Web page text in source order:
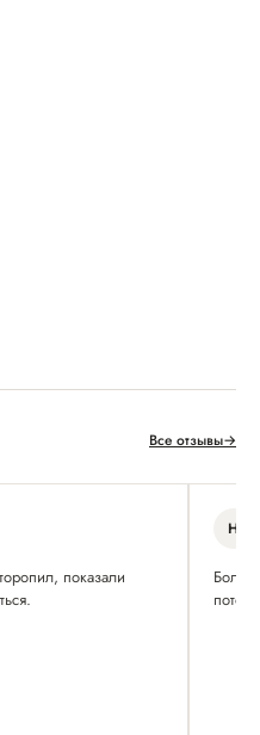
Все отзывы→
показали
Н